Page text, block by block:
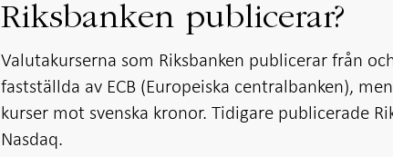
Riksbanken publicerar?
Valutakurserna som Riksbanken publicerar från
fastställda av ECB (Europeiska centralbanken),
kurser mot svenska kronor. Tidigare publicerade
Nasdaq.